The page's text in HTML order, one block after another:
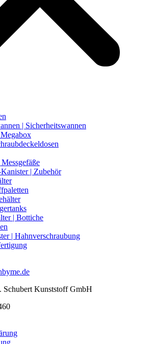
| Sicherheitswannen
| Zubehör
| Bottiche
| Hahnverschraubung
Kunststoff GmbH